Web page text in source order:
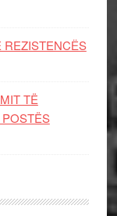
REZISTENCЁS
TË